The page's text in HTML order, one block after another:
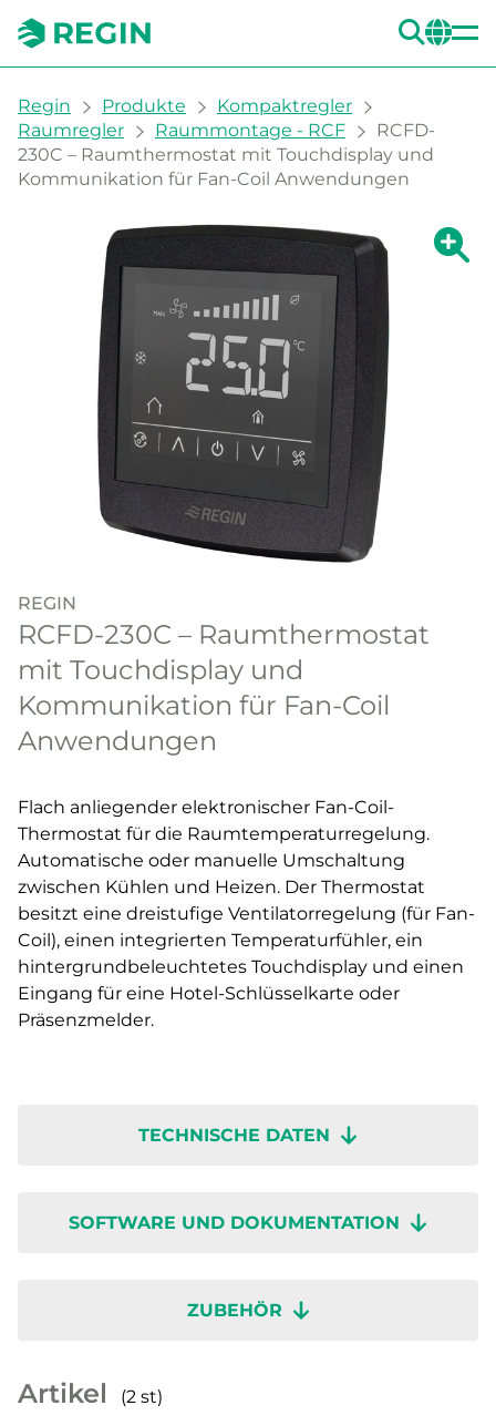
You are here:
Regin Produkte
Kompaktregler
Raumregler
Raummontage - RCF
RCFD-
230C – Raumthermostat mit Touchdisplay und
Kommunikation für Fan-Coil Anwendungen
Zeige
REGIN
RCFD-230C – Raumthermostat
mit Touchdisplay und
Kommunikation für Fan-Coil
Anwendungen
Flach anliegender elektronischer Fan-Coil-
Thermostat für die Raumtemperaturregelung.
Automatische oder manuelle Umschaltung
zwischen Kühlen und Heizen. Der Thermostat
besitzt eine dreistufige Ventilatorregelung (für Fan-
Coil), einen integrierten Temperaturfühler, ein
hintergrundbeleuchtetes Touchdisplay und einen
Eingang für eine Hotel-Schlüsselkarte oder
Präsenzmelder.
TECHNISCHE DATEN
SOFTWARE UND DOKUMENTATION
ZUBEHÖR
Artikel (2 st)